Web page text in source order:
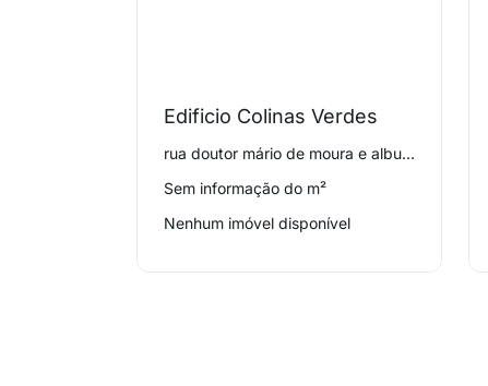
Edificio Colinas Verdes
rua doutor mário de moura e albuquerque 510, Vila Sônia
Sem informação do m²
Nenhum imóvel disponível